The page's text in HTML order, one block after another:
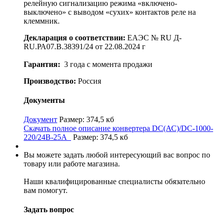
релейную сигнализацию режима «включено-
выключено» с выводом «сухих» контактов реле на
клеммник.
Декларация о соответствии: ЕАЭС № RU Д-
RU.РА07.В.38391/24 от 22.08.2024 г
Гарантия: 3 года с момента продажи
Производство: Россия
Документы
Документ Размер: 374,5 кб
Скачать полное описание конвертера DC(АС)/DC-1000-
220/24В-25А
Размер: 374,5 кб
Вы можете задать любой интересующий вас вопрос по
товару или работе магазина.
Наши квалифицированные специалисты обязательно
вам помогут.
Задать вопрос